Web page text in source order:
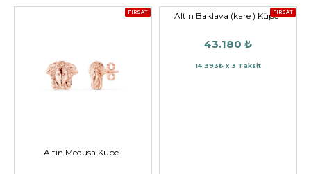
FIRSAT
Altın Medusa Küpe
FIRSAT
Altın Baklava (kare ) Küpe
43.180 ₺
14.393₺ x 3 Taksit